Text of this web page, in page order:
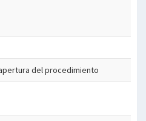
del procedimiento